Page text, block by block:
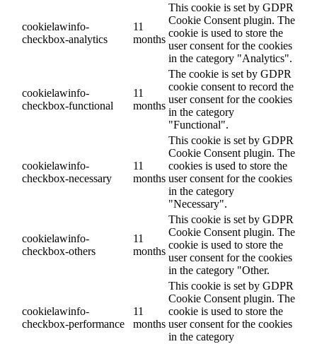
cookielawinfo-
checkbox-analytics
11
months
This cookie is set by GDPR
Cookie Consent plugin. The
cookie is used to store the
user consent for the cookies
in the category "Analytics".
cookielawinfo-
checkbox-functional
11
months
The cookie is set by GDPR
cookie consent to record the
user consent for the cookies
in the category
"Functional".
cookielawinfo-
checkbox-necessary
11
months
This cookie is set by GDPR
Cookie Consent plugin. The
cookies is used to store the
user consent for the cookies
in the category
"Necessary".
cookielawinfo-
checkbox-others
11
months
This cookie is set by GDPR
Cookie Consent plugin. The
cookie is used to store the
user consent for the cookies
in the category "Other.
cookielawinfo-
checkbox-performance
11
months
This cookie is set by GDPR
Cookie Consent plugin. The
cookie is used to store the
user consent for the cookies
in the category